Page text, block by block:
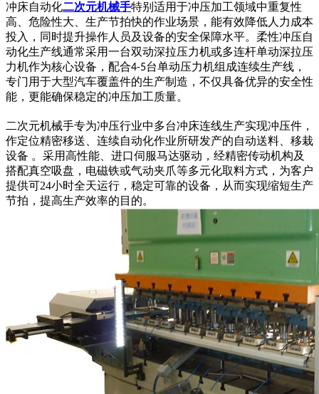
冲床自动化二次元机械手特别适用于冲压加工领域中重复性
高、危险性大、生产节拍快的作业场景，能有效降低人力成本
投入，同时提升操作人员及设备的安全保障水平。柔性冲压自
动化生产线通常采用一台双动深拉压力机或多连杆单动深拉压
力机作为核心设备，配合4-5台单动压力机组成连续生产线，
专门用于大型汽车覆盖件的生产制造，不仅具备优异的安全性
能，更能确保稳定的冲压加工质量。
二次元机械手专为冲压行业中多台冲床连线生产实现冲压件，
作定位精密移送、连续自动化作业所研发产的自动送料、移栽
设备 。采用高性能、进口伺服马达驱动，经精密传动机构及
搭配真空吸盘，电磁铁或气动夹爪等多元化取料方式，为客户
提供可24小时全天运行，稳定可靠的设备，从而实现缩短生产
节拍， 提高生产效率的 目的。